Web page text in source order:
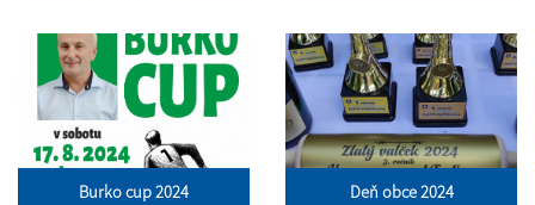
Burko cup 2024 Deň obce 2024